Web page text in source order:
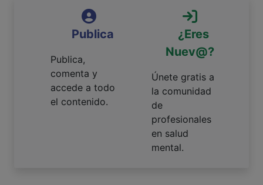
Publica
Publica,
comenta y
accede a todo
el contenido.
¿Eres
Nuev@?
Únete gratis a
la comunidad
de
profesionales
en salud
mental.